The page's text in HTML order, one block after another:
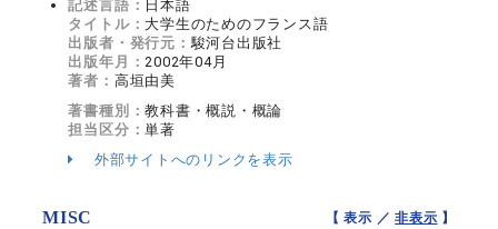
記述言語： 日本語
タイトル： 大学生のためのフランス語
出版者・発行元：駿河台出版社
出版年月：2002年04月
著者： 高垣由美
著書種別：教科書・概説・概論
担当区分：単著
外部サイトへのリンクを表示
MISC 【 表示 ／非表示 】